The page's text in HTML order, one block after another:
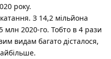
року.
З 14,2 мільйона
млн 2020-го. Тобто в 4 рази
видам багато дісталося,